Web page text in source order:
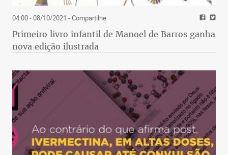
04:00 - 08/10/2021 - Compartilhe
Primeiro livro infantil de Manoel de Barros ganha
nova edição ilustrada